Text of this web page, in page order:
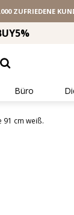
ZUFRIEDENE
Büro
91 cm weiß.